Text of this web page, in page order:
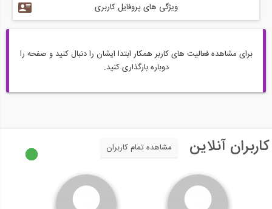
ویژگی های پروفایل کاربری
برای مشاهده فعالیت های کاربر همکار ابتدا ایشان را دنبال کنید و صفحه را
دوباره بارگذاری کنید.
کاربران آنلاین مشاهده تمام کاربران